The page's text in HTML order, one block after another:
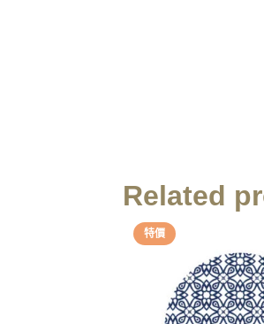
Related
特價